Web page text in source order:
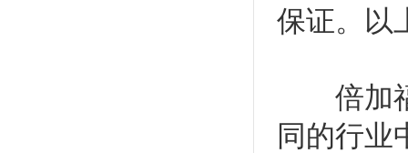
保证。以
倍加福
同的行业